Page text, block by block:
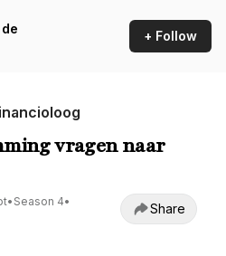
+ Follow
vragen naar
• Season 4•
Share